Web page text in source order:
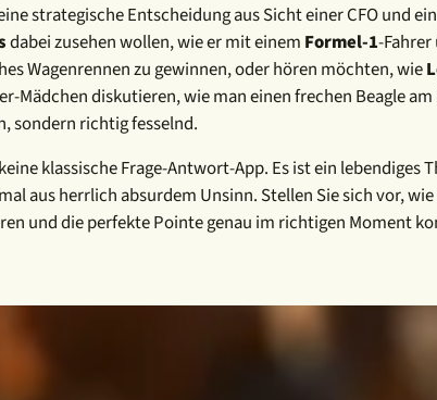
strategische Entscheidung aus Sicht einer CFO und
dabei zusehen wollen, wie er mit einem Formel-1-
Wagenrennen zu gewinnen, oder hören möchten, wie
Mädchen diskutieren, wie man einen frechen Beagle
sondern richtig fesselnd.
klassische Frage-Antwort-App. Es ist ein lebendiges
aus herrlich absurdem Unsinn. Stellen Sie sich vor,
und die perfekte Pointe genau im richtigen Moment